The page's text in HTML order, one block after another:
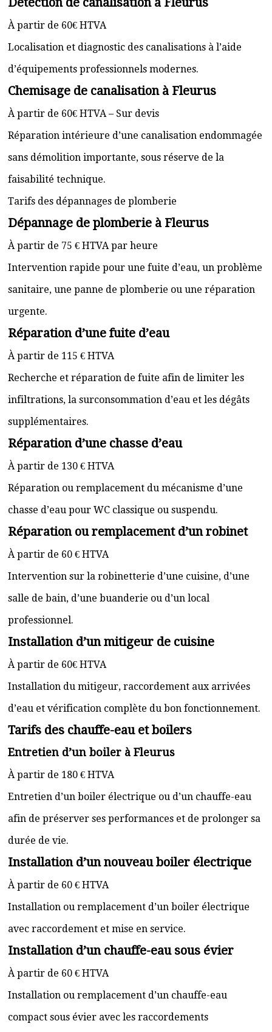
À partir de 60€ HTVA
Localisation et diagnostic des canalisations à l’aide
d’équipements professionnels modernes.
Chemisage de canalisation à Fleurus
À partir de 60€ HTVA – Sur devis
Réparation intérieure d’une canalisation endommagée
sans démolition importante, sous réserve de la
faisabilité technique.
Tarifs des dépannages de plomberie
Dépannage de plomberie à Fleurus
À partir de 75 € HTVA par heure
Intervention rapide pour une fuite d’eau, un problème
sanitaire, une panne de plomberie ou une réparation
urgente.
Réparation d’une fuite d’eau
À partir de 115 € HTVA
Recherche et réparation de fuite afin de limiter les
infiltrations, la surconsommation d’eau et les dégâts
supplémentaires.
Réparation d’une chasse d’eau
À partir de 130 € HTVA
Réparation ou remplacement du mécanisme d’une
chasse d’eau pour WC classique ou suspendu.
Réparation ou remplacement d’un robinet
À partir de 60 € HTVA
Intervention sur la robinetterie d’une cuisine, d’une
salle de bain, d’une buanderie ou d’un local
professionnel.
Installation d’un mitigeur de cuisine
À partir de 60€ HTVA
Installation du mitigeur, raccordement aux arrivées
d’eau et vérification complète du bon fonctionnement.
Tarifs des chauffe-eau et boilers
Entretien d’un boiler à Fleurus
À partir de 180 € HTVA
Entretien d’un boiler électrique ou d’un chauffe-eau
afin de préserver ses performances et de prolonger sa
durée de vie.
Installation d’un nouveau boiler électrique
À partir de 60 € HTVA
Installation ou remplacement d’un boiler électrique
avec raccordement et mise en service.
Installation d’un chauffe-eau sous évier
À partir de 60 € HTVA
Installation ou remplacement d’un chauffe-eau
compact sous évier avec les raccordements